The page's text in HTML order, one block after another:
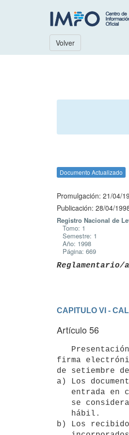
Volver
Documento Actualizado
Promulgación: 21/04/
Publicación: 28/04/
Registro Nacional de
Tomo: 1
Semestre: 1
Año: 1998
Página: 669
Reglamentario/
CAPITULO VI -
Artículo 56
firma
de setiembre
a) Los
b) Los